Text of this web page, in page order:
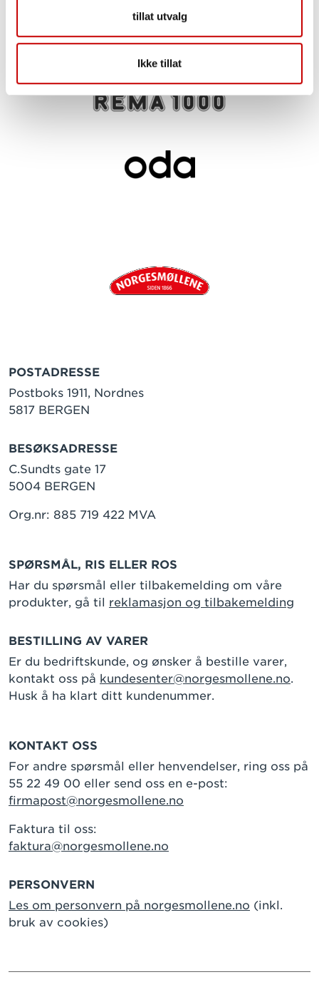
tillat utvalg
Ikke tillat
Fast hyllevare hos:
POSTADRESSE
Postboks 1911, Nordnes
5817 BERGEN
BESØKSADRESSE
C.Sundts gate 17
5004 BERGEN
Org.nr: 885 719 422 MVA
SPØRSMÅL, RIS ELLER ROS
Har du spørsmål eller tilbakemelding om våre
produkter, gå til reklamasjon og tilbakemelding
BESTILLING AV VARER
Er du bedriftskunde, og ønsker å bestille varer,
kontakt oss på kundesenter@norgesmollene.no.
Husk å ha klart ditt kundenummer.
KONTAKT OSS
For andre spørsmål eller henvendelser, ring oss på
55 22 49 00 eller send oss en e-post:
firmapost@norgesmollene.no
Faktura til oss:
faktura@norgesmollene.no
PERSONVERN
Les om personvern på norgesmollene.no (inkl.
bruk av cookies)